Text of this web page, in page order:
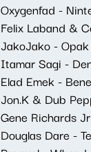
Oxygenfad -
Felix Laband &
JakoJako - Opak
Itamar Sagi -
Elad Emek -
Jon.K & Dub
Gene Richards
Douglas Dare -